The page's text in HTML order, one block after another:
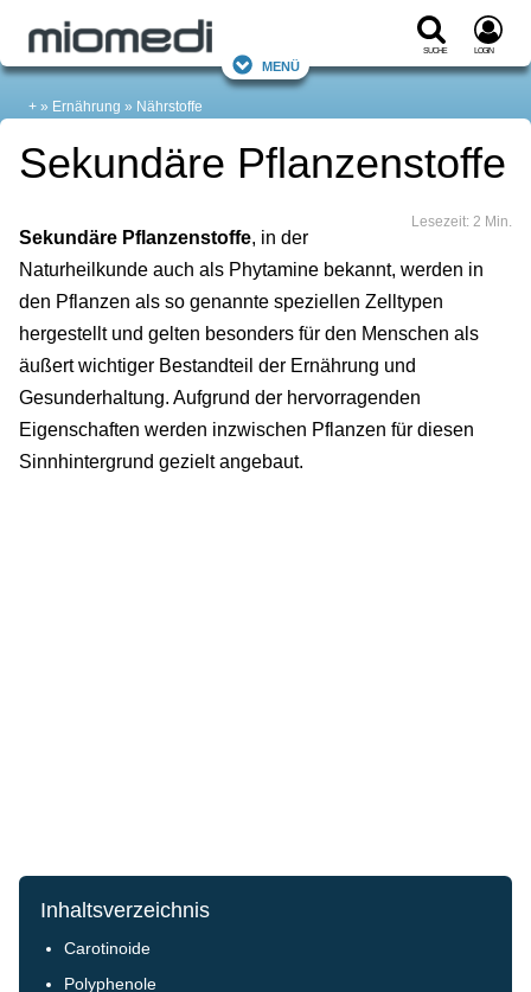
Suche Login
Menü
+ Ernährung Nährstoffe
Sekundäre Pflanzenstoffe
Lesezeit: 2 Min.
Sekundäre Pflanzenstoffe, in der
Naturheilkunde auch als Phytamine bekannt, werden in
den Pflanzen als so genannte speziellen Zelltypen
hergestellt und gelten besonders für den Menschen als
äußert wichtiger Bestandteil der Ernährung und
Gesunderhaltung. Aufgrund der hervorragenden
Eigenschaften werden inzwischen Pflanzen für diesen
Sinnhintergrund gezielt angebaut.
Inhaltsverzeichnis
Carotinoide
Polyphenole